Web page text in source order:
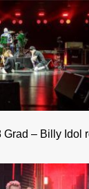
Grad – Billy Idol